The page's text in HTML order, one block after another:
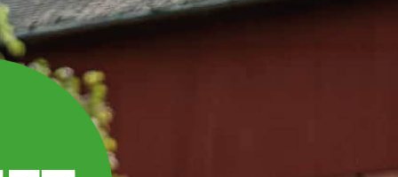
Startsida Reservdelar Remskydd, inre